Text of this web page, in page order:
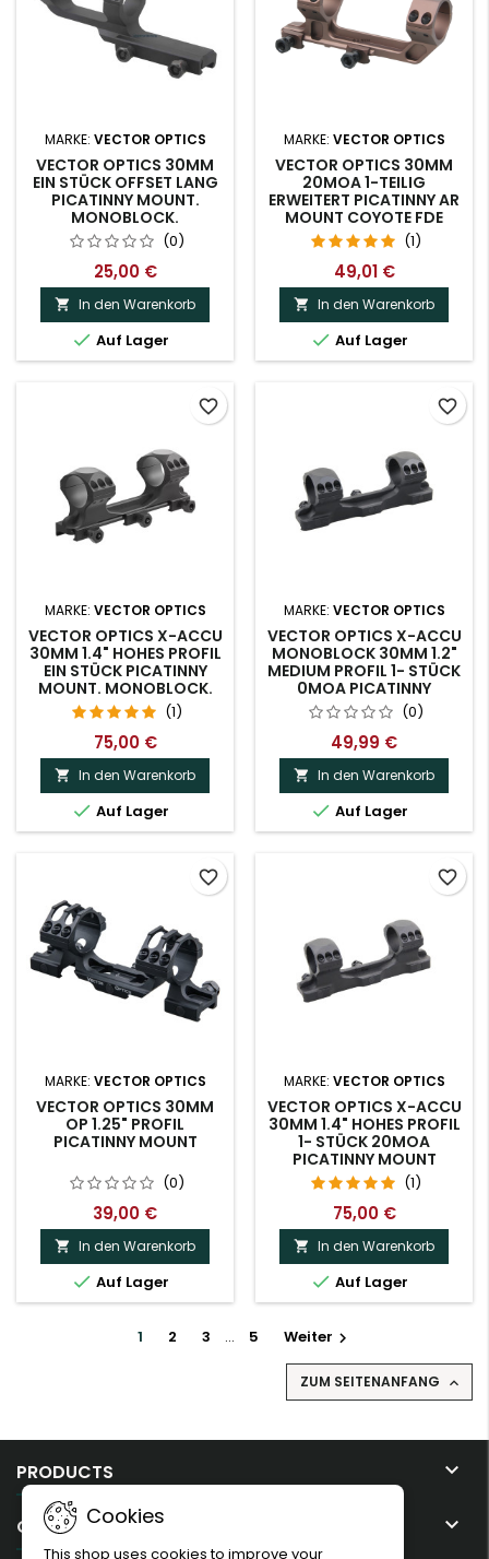
MARKE: VECTOR OPTICS
VECTOR OPTICS 30MM
EIN STÜCK OFFSET LANG
PICATINNY MOUNT.
MONOBLOCK.
(0)
25,00 €
 In den Warenkorb
 Auf Lager
MARKE: VECTOR OPTICS
VECTOR OPTICS 30MM
20MOA 1-TEILIG
ERWEITERT PICATINNY AR
MOUNT COYOTE FDE
(1)
49,01 €
 In den Warenkorb
 Auf Lager
MARKE: VECTOR OPTICS
VECTOR OPTICS X-ACCU
30MM 1.4" HOHES PROFIL
EIN STÜCK PICATINNY
MOUNT. MONOBLOCK.
(1)
75,00 €
 In den Warenkorb
 Auf Lager
favorite_border
MARKE: VECTOR OPTICS
VECTOR OPTICS X-ACCU
MONOBLOCK 30MM 1.2"
MEDIUM PROFIL 1- STÜCK
0MOA PICATINNY
(0)
49,99 €
 In den Warenkorb
 Auf Lager
favorite_border
MARKE: VECTOR OPTICS
VECTOR OPTICS 30MM
OP 1.25" PROFIL
PICATINNY MOUNT
(0)
39,00 €
 In den Warenkorb
 Auf Lager
favorite_border
MARKE: VECTOR OPTICS
VECTOR OPTICS X-ACCU
30MM 1.4" HOHES PROFIL
1- STÜCK 20MOA
PICATINNY MOUNT
(1)
75,00 €
 In den Warenkorb
 Auf Lager
favorite_border
1 2 3 … 5 Weiter 
ZUM SEITENANFANG 
PRODUCTS 
OUR COMPANY 
Cookies
This shop uses cookies to improve your